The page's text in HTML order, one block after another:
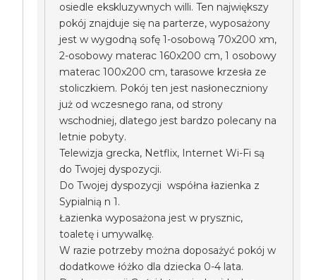
osiedle ekskluzywnych willi. Ten największy
pokój znajduje się na parterze, wyposażony
jest w wygodną sofę 1-osobową 70x200 xm,
2-osobowy materac 160x200 cm, 1 osobowy
materac 100x200 cm, tarasowe krzesła ze
stoliczkiem. Pokój ten jest nasłoneczniony
już od wczesnego rana, od strony
wschodniej, dlatego jest bardzo polecany na
letnie pobyty.
Telewizja grecka, Netflix, Internet Wi-Fi są
do Twojej dyspozycji.
Do Twojej dyspozycji współna łazienka z
Sypialnią n 1.
Łazienka wyposażona jest w prysznic,
toaletę i umywalkę.
W razie potrzeby można doposażyć pokój w
dodatkowe łóżko dla dziecka 0-4 lata.